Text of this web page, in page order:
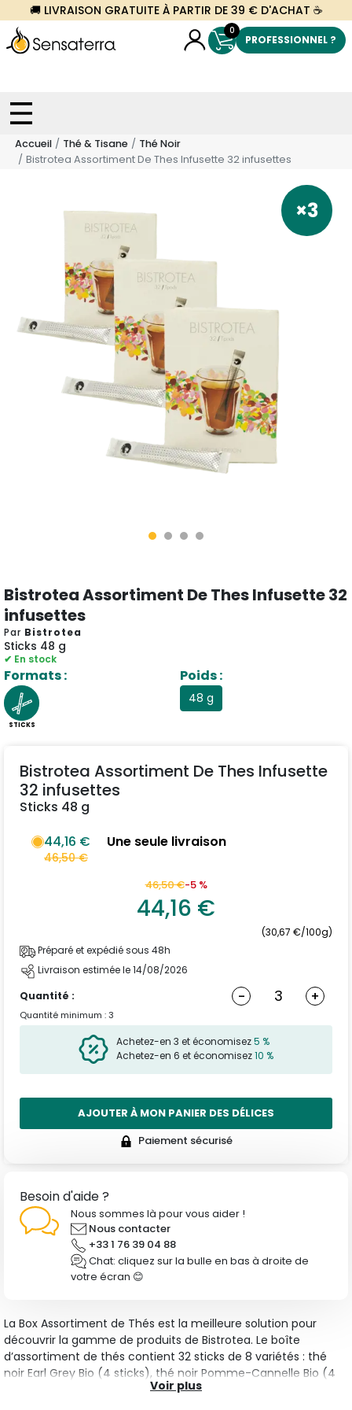
🚚 LIVRAISON GRATUITE À PARTIR DE 39 € D'ACHAT ☕
0
PROFESSIONNEL ?
Accueil Thé & Tisane
Thé Noir
Bistrotea Assortiment De Thes Infusette 32 infusettes
×3
Bistrotea Assortiment De Thes Infusette 32
infusettes
Par Bistrotea
Sticks 48 g
✔ En stock
Formats :
STICKS
Poids :
48 g
Bistrotea Assortiment De Thes Infusette
32 infusettes
Sticks 48 g
44,16 €
46,50 €
Une seule livraison
46,50 €-5 %
44,16 €
(30,67 €/100g)
Préparé et expédié sous 48h
Livraison estimée le 14/08/2026
Quantité :
- +
Quantité minimum : 3
Achetez-en 3 et économisez5 %
Achetez-en 6 et économisez10 %
AJOUTER À MON PANIER DES DÉLICES
Paiement sécurisé
Besoin d'aide ?
Nous sommes là pour vous aider !
Nous contacter
+33 1 76 39 04 88
Chat: cliquez sur la bulle en bas à droite de
votre écran 😊
La Box Assortiment de Thés est la meilleure solution pour
découvrir la gamme de produits de Bistrotea. Le boîte
d’assortiment de thés contient 32 sticks de 8 variétés : thé
noir Earl Grey Bio (4 sticks), thé noir Pomme-Cannelle Bio (4
sticks), thé Vanille-Pêche (4 sticks), thé Fraise (4 sticks), thé
Voir plus